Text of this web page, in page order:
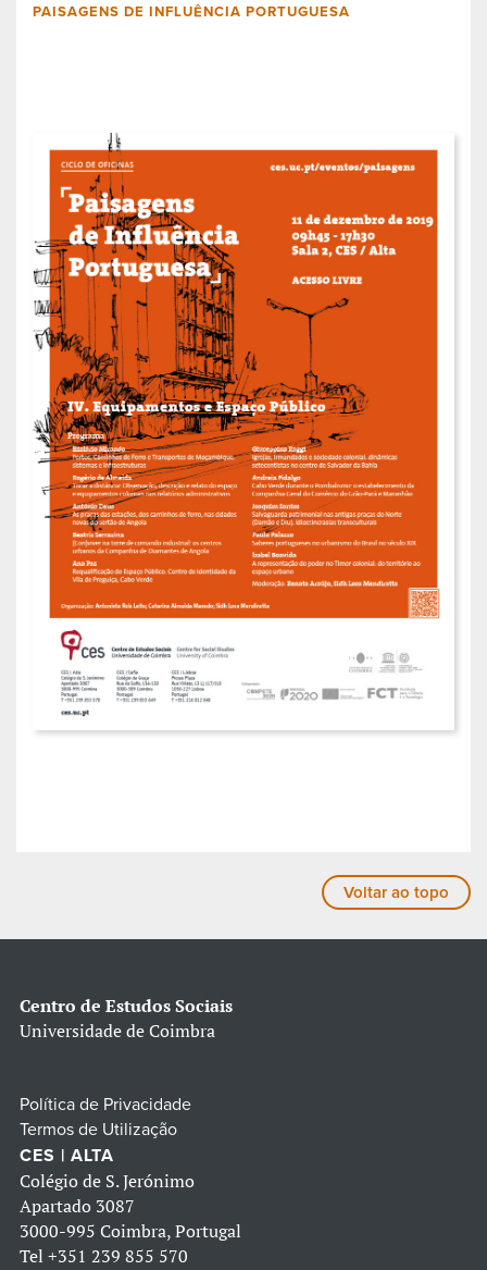
PAISAGENS DE INFLUÊNCIA PORTUGUESA
Voltar ao topo
Centro de Estudos Sociais
Universidade de Coimbra
Política de Privacidade
Termos de Utilização
CES | ALTA
Colégio de S. Jerónimo
Apartado 3087
3000-995 Coimbra, Portugal
Tel +351 239 855 570